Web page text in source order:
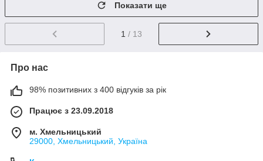
Показати ще
1 / 13
Про нас
98% позитивних з 400 відгуків за рік
Працює з 23.09.2018
м. Хмельницький
29000, Хмельницький, Україна